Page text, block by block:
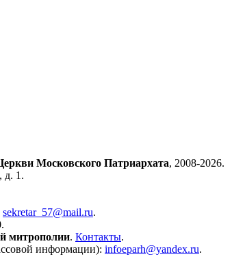
Московского Патриархата, 2008-2026.
д. 1.
sekretar_57@mail.ru.
митрополии. Контакты.
информации): infoeparh@yandex.ru.